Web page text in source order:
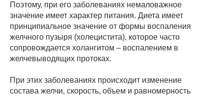
Поэтому, при его заболеваниях немаловажное
значение имеет характер питания. Диета имеет
принципиальное значение от формы воспаления
желчного пузыря (холецистита), которое часто
сопровождается холангитом – воспалением в
желчевыводящих протоках.
При этих заболеваниях происходит изменение
состава желчи, скорость, объем и равномерность